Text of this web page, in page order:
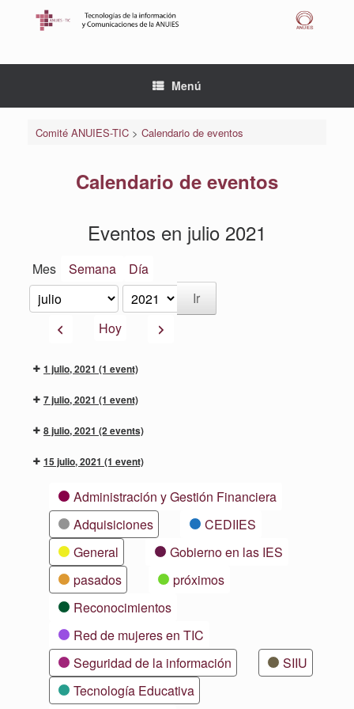
Menú
Comité ANUIES-TIC> Calendario de eventos
Calendario de eventos
Eventos en julio 2021
Mes Semana Día
Mes
Año
AnteriorHoy Siguiente
1 julio, 2021 (1 event)
7 julio, 2021 (1 event)
8 julio, 2021 (2 events)
15 julio, 2021 (1 event)
CategoríasAdministración y Gestión Financiera
Adquisiciones
CEDIIES
General
Gobierno en las IES
pasados
próximos
Reconocimientos
Red de mujeres en TIC
Seguridad de la información
SIIU
Tecnología Educativa